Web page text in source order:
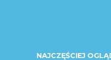
NAJCZĘŚCIEJ